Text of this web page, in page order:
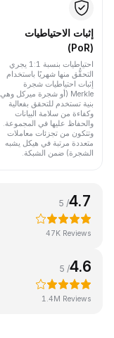
إثبات الاحتياطيات
(PoR)
احتياطيات بنسبة 1:1 يجري
التحقُّق منها شهريًا باستخدام
إثبات احتياطيات شجرة
Merkle (أو شجرة ميركل وهي
بنية تستخدم للتحقق بفعالية
وكفاءة من سلامة البيانات
والحفاظ عليها في المجموعة.
وتتكون من تجزئات معاملات
متعددة مرتبة في هيكل يشبه
الشجرة) ضمن الشبكة.
4.7
/ 5
47K Reviews
4.6
/ 5
1.4M Reviews